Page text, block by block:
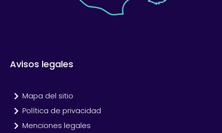
Avisos legales
Mapa del sitio
Política de privacidad
Menciones legales